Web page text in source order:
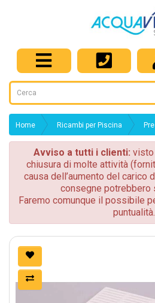
Home Ricambi per Piscina
Avviso a tutti i clienti:
chiusura di molte attività
causa dell’aumento del carico
consegne potrebbero
Faremo comunque il possibile
puntualità.